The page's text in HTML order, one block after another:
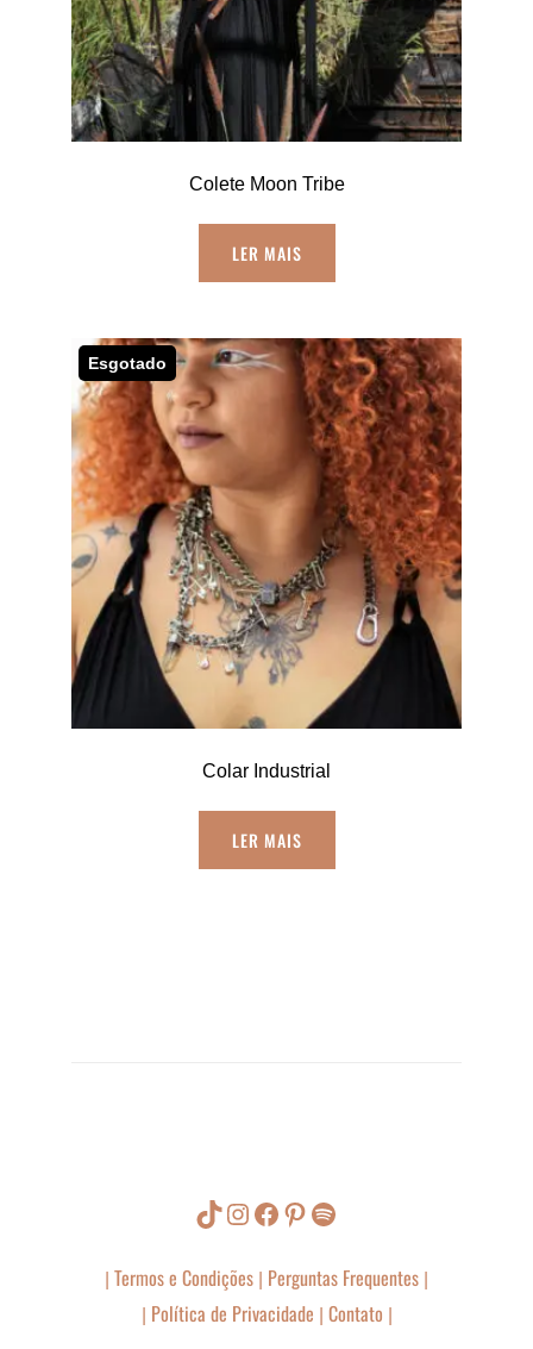
Colete Moon Tribe
LER MAIS
Esgotado
Colar Industrial
LER MAIS
TikTokInstagram
Facebook
Pinterest
Spotify
Termos e Condições Perguntas Frequentes
Política de Privacidade Contato